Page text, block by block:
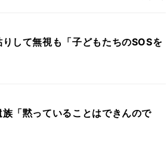
して無視も「子どもたちのSOSを
「黙っていることはできんので